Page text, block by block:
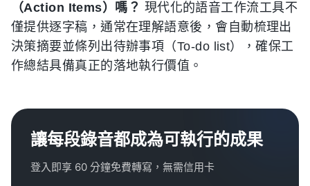
（Action Items）嗎？ 現代化的語音工作流工具不
僅提供逐字稿，通常在理解語意後，會自動梳理出
決策摘要並條列出待辦事項（To-do list），確保工
作總結具備真正的落地執行價值。
讓每段錄音都成為可執行的成果
登入即享 60 分鐘免費轉寫，無需信用卡